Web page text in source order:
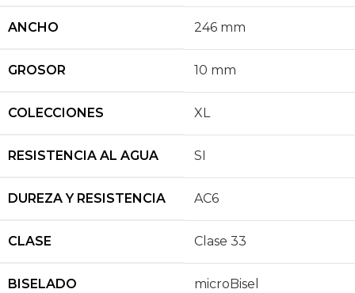
ANCHO 246 mm
GROSOR 10 mm
COLECCIONES XL
RESISTENCIA AL AGUA SI
DUREZA Y RESISTENCIA AC6
CLASE Clase 33
BISELADO microBisel